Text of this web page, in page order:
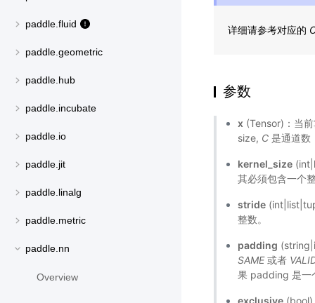
paddle.fluid
paddle.geometric
paddle.hub
paddle.incubate
paddle.io
paddle.jit
paddle.linalg
paddle.metric
paddle.nn
Overview
详细请参考对应的
参数
x (Tensor)：当
size, C 是通道数
kernel_size
其必须包含一个
stride
整数。
padding
SAME或者
果 padding 是一
exclusive (bool)